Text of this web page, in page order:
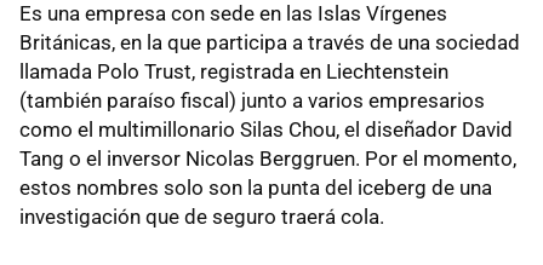
Es una empresa con sede en las Islas Vírgenes
Británicas, en la que participa a través de una sociedad
llamada Polo Trust, registrada en Liechtenstein
(también paraíso fiscal) junto a varios empresarios
como el multimillonario Silas Chou, el diseñador David
Tang o el inversor Nicolas Berggruen. Por el momento,
estos nombres solo son la punta del iceberg de una
investigación que de seguro traerá cola.